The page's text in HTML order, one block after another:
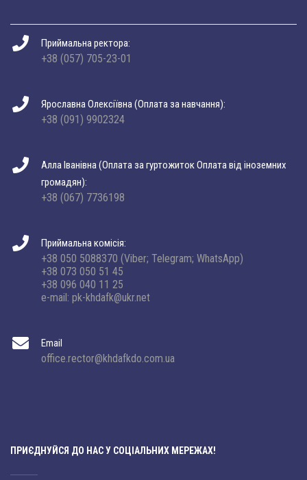
Приймальна ректора:
+38 (057) 705-23-01
Ярославна Олексіївна (Оплата за навчання):
+38 (091) 9902324
Алла Іванівна (Оплата за гуртожиток Оплата від іноземних
громадян):
+38 (067) 7736198
Приймальна комісія:
+38 050 5088370 (Viber; Telegram; WhatsApp)
+38 073 050 51 45
+38 096 040 11 25
e-mail: pk-khdafk@ukr.net
Email
office.rector@khdafkdo.com.ua
ПРИЄДНУЙСЯ ДО НАС У СОЦІАЛЬНИХ МЕРЕЖАХ!